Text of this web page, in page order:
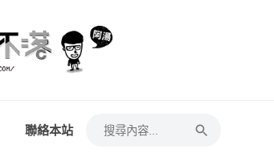
聯絡本站